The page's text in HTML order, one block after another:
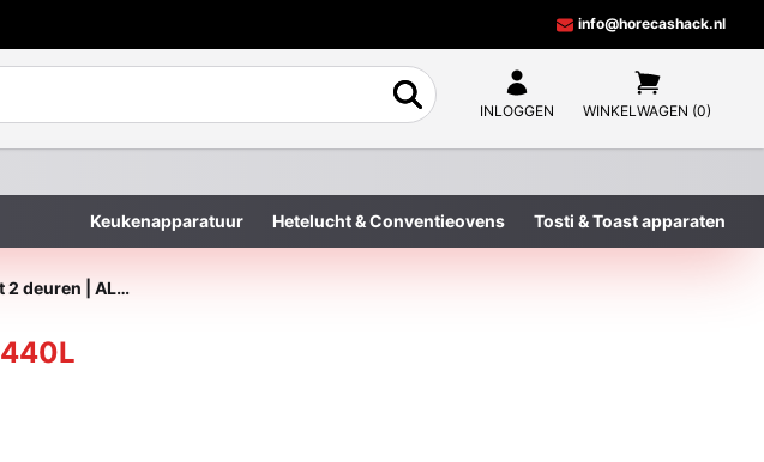
info@horecashack.nl
INLOGGEN WINKELWAGEN (0)
Keukenapparatuur Hetelucht & Conventieovens Tosti & Toast apparaten
Vrieskast met 2 deuren | ALL RVS | Type: EcoPro G3 / EP1440L